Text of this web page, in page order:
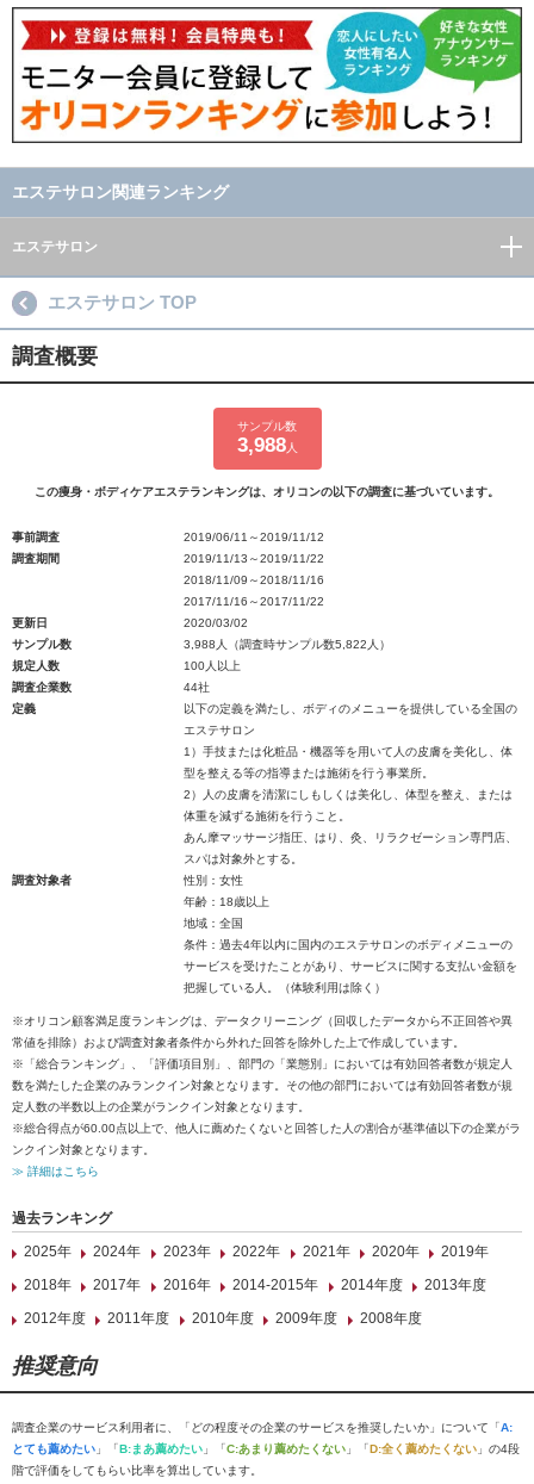
エステサロン関連ランキング
エステサロン
エステサロン TOP
調査概要
サンプル数
3,988人
この痩身・ボディケアエステランキングは、オリコンの以下の調査に基づいています。
事前調査
2019/06/11～2019/11/12
調査期間
2019/11/13～2019/11/22
2018/11/09～2018/11/16
2017/11/16～2017/11/22
更新日
2020/03/02
サンプル数
3,988人（調査時サンプル数5,822人）
規定人数
100人以上
調査企業数
44社
定義
以下の定義を満たし、ボディのメニューを提供している全国の
エステサロン
1）手技または化粧品・機器等を用いて人の皮膚を美化し、体
型を整える等の指導または施術を行う事業所。
2）人の皮膚を清潔にしもしくは美化し、体型を整え、または
体重を減ずる施術を行うこと。
あん摩マッサージ指圧、はり、灸、リラクゼーション専門店、
スパは対象外とする。
調査対象者
性別：女性
年齢：18歳以上
地域：全国
条件：過去4年以内に国内のエステサロンのボディメニューの
サービスを受けたことがあり、サービスに関する支払い金額を
把握している人。（体験利用は除く）
※オリコン顧客満足度ランキングは、データクリーニング（回収したデータから不正回答や異
常値を排除）および調査対象者条件から外れた回答を除外した上で作成しています。
※「総合ランキング」、「評価項目別」、部門の「業態別」においては有効回答者数が規定人
数を満たした企業のみランクイン対象となります。その他の部門においては有効回答者数が規
定人数の半数以上の企業がランクイン対象となります。
※総合得点が60.00点以上で、他人に薦めたくないと回答した人の割合が基準値以下の企業がラ
ンクイン対象となります。
≫ 詳細はこちら
過去ランキング
2025年
2024年 2023年 2022年 2021年 2020年
2019年
2018年
2017年 2016年 2014-2015年 2014年度
2013年度
2012年度
2011年度 2010年度 2009年度 2008年度
推奨意向
調査企業のサービス利用者に、「どの程度その企業のサービスを推奨したいか」について「A:
とても薦めたい 」「B:まあ薦めたい 」「C:あまり薦めたくない 」「D:全く薦めたくない 」の4段
階で評価をしてもらい比率を算出しています。